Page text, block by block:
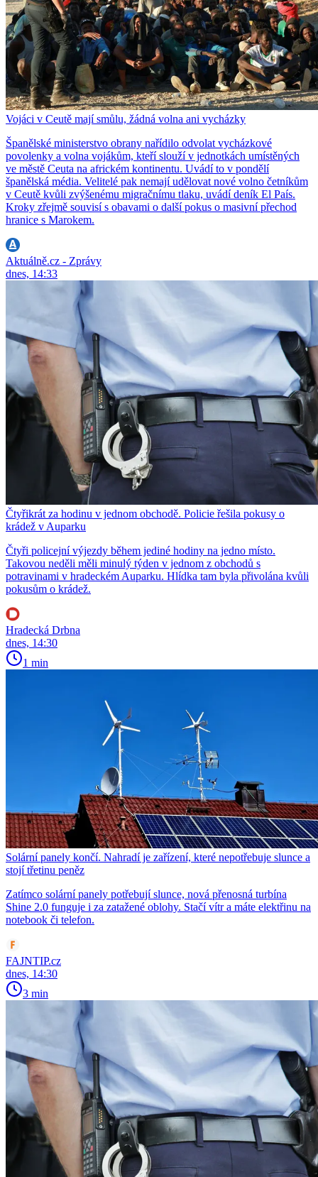
Vojáci v Ceutě mají smůlu, žádná volna ani vycházky
Španělské ministerstvo obrany nařídilo odvolat vycházkové
povolenky a volna vojákům, kteří slouží v jednotkách umístěných
ve městě Ceuta na africkém kontinentu. Uvádí to v pondělí
španělská média. Velitelé pak nemají udělovat nové volno četníkům
v Ceutě kvůli zvýšenému migračnímu tlaku, uvádí deník El País.
Kroky zřejmě souvisí s obavami o další pokus o masivní přechod
hranice s Marokem.
Aktuálně.cz - Zprávy
dnes, 14:33
Čtyřikrát za hodinu v jednom obchodě. Policie řešila pokusy o
krádež v Auparku
Čtyři policejní výjezdy během jediné hodiny na jedno místo.
Takovou neděli měli minulý týden v jednom z obchodů s
potravinami v hradeckém Auparku. Hlídka tam byla přivolána kvůli
pokusům o krádež.
Hradecká Drbna
dnes, 14:30
1 min
Solární panely končí. Nahradí je zařízení, které nepotřebuje slunce a
stojí třetinu peněz
Zatímco solární panely potřebují slunce, nová přenosná turbína
Shine 2.0 funguje i za zatažené oblohy. Stačí vítr a máte elektřinu na
notebook či telefon.
FAJNTIP.cz
dnes, 14:30
3 min